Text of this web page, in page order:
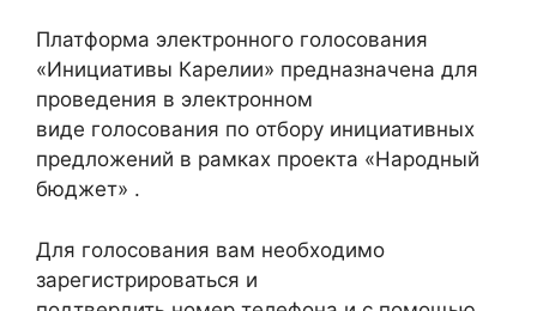
Платформа электронного голосования
«Инициативы Карелии» предназначена для
проведения в электронном
виде голосования по отбору инициативных
предложений в рамках проекта «Народный
бюджет» .
Для голосования вам необходимо
зарегистрироваться и